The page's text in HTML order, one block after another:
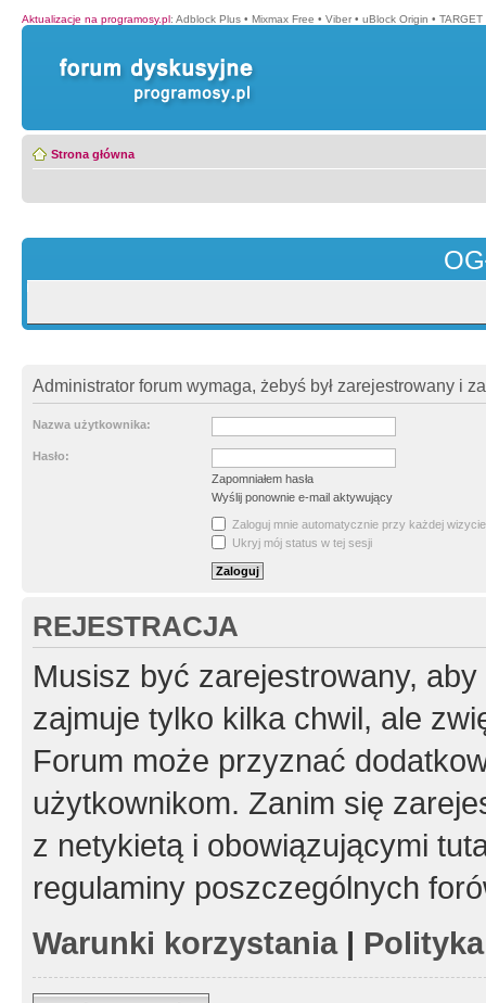
Aktualizacje na programosy.pl: Adblock Plus • Mixmax Free • Viber • uBlock Origin •
Strona główna
Administrator forum wymaga, żebyś był zarejestrowany i
Nazwa użytkownika:
Hasło:
Zapomniałem hasła
Wyślij ponownie e-mail aktywujący
Zaloguj mnie automatycznie przy każdej wizycie
Ukryj mój status w tej sesji
REJESTRACJA
Musisz być zarejestrowany,
zajmuje tylko kilka chwil, ale
Forum może przyznać
użytkownikom. Zanim się
z netykietą i obowiązującymi
regulaminy poszczególnych
Warunki korzystania|